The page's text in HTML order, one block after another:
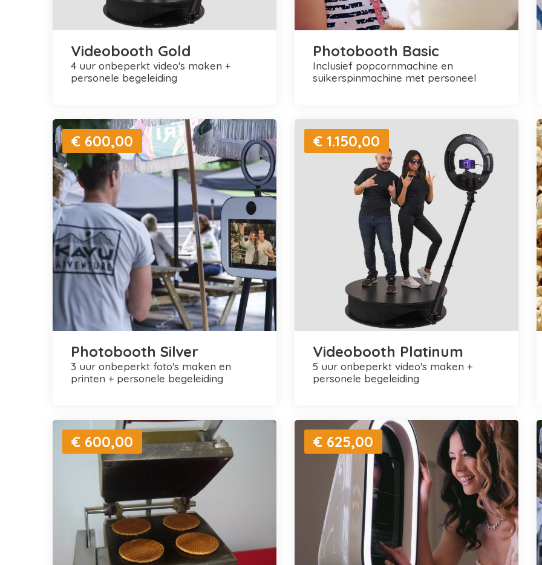
Videobooth Gold
4 uur onbeperkt video's maken +
personele begeleiding
Photobooth Basic
inclusief popcornmachine en
suikerspinmachine met personeel
€ 600,00
Photobooth Silver
3 uur onbeperkt foto's maken en
printen + personele begeleiding
€ 1.150,00
Videobooth Platinum
5 uur onbeperkt video's maken +
personele begeleiding
€ 600,00 € 625,00